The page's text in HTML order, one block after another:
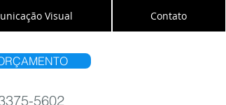
Visual Contato
5602